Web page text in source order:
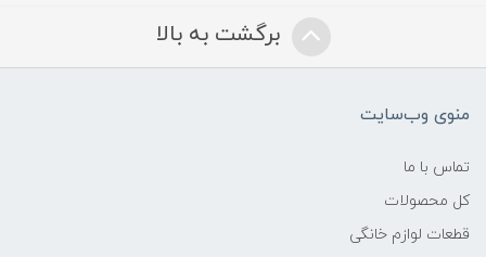
برگشت به بالا
منوی وب‌سایت
تماس با ما
کل محصولات
قطعات لوازم خانگی